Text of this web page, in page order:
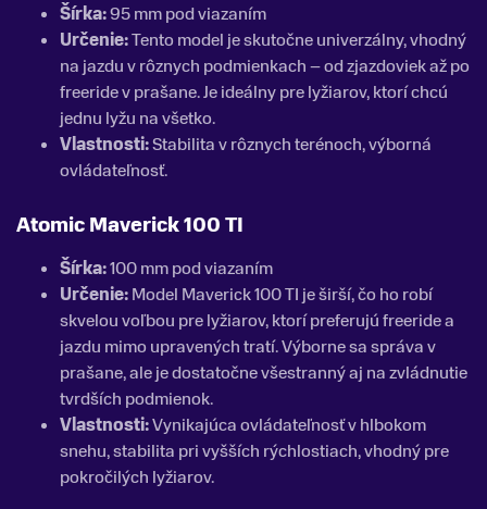
Šírka:95 mm pod viazaním
Určenie:Tento model je skutočne univerzálny, vhodný
na jazdu v rôznych podmienkach – od zjazdoviek až po
freeride v prašane. Je ideálny pre lyžiarov, ktorí chcú
jednu lyžu na všetko.
Vlastnosti:Stabilita v rôznych terénoch, výborná
ovládateľnosť.
Atomic Maverick 100 TI
Šírka:100 mm pod viazaním
Určenie:Model Maverick 100 TI je širší, čo ho robí
skvelou voľbou pre lyžiarov, ktorí preferujú freeride a
jazdu mimo upravených tratí. Výborne sa správa v
prašane, ale je dostatočne všestranný aj na zvládnutie
tvrdších podmienok.
Vlastnosti:Vynikajúca ovládateľnosť v hlbokom
snehu, stabilita pri vyšších rýchlostiach, vhodný pre
pokročilých lyžiarov.